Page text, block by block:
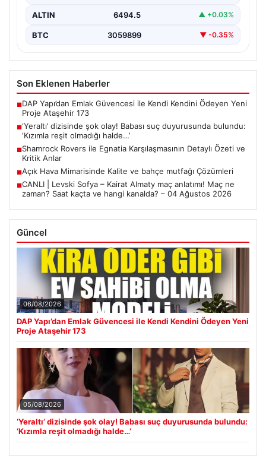
ALTIN 6494.5 ▲ +0.03%
BTC 3059899 ▼ -0.35%
Son Eklenen Haberler
■DAP Yapı’dan Emlak Güvencesi ile Kendi Kendini Ödeyen Yeni
Proje Ataşehir 173
■‘Yeraltı’ dizisinde şok olay! Babası suç duyurusunda bulundu:
‘Kızımla reşit olmadığı halde…’
■Shamrock Rovers ile Egnatia Karşılaşmasının Detaylı Özeti ve
Kritik Anlar
■Açık Hava Mimarisinde Kalite ve bahçe mutfağı Çözümleri
■CANLI | Levski Sofya – Kairat Almaty maç anlatımı! Maç ne
zaman? Saat kaçta ve hangi kanalda? – 04 Ağustos 2026
Güncel
06/08/2026
DAP Yapı’dan Emlak Güvencesi ile Kendi Kendini Ödeyen Yeni
Proje Ataşehir 173
05/08/2026
‘Yeraltı’ dizisinde şok olay! Babası suç duyurusunda bulundu:
‘Kızımla reşit olmadığı halde…’